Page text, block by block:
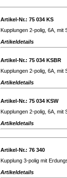
Artikel-Nr.: 75 034 KS
Kupplungen 2-polig, 6A,
Artikeldetails
Artikel-Nr.: 75 034 KSBR
Kupplungen 2-polig, 6A,
Artikeldetails
Artikel-Nr.: 75 034 KSW
Kupplungen 2-polig, 6A,
Artikeldetails
Artikel-Nr.: 76 340
Kupplung 3-polig mit
Artikeldetails